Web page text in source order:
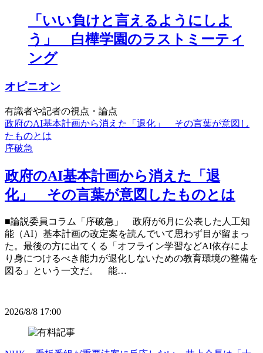
「いい負けと言えるようにしよ
う」 白樺学園のラストミーティ
ング
オピニオン
有識者や記者の視点・論点
政府のAI基本計画から消えた「退化」 その言葉が意図し
たものとは
序破急
政府のAI基本計画から消えた「退
化」 その言葉が意図したものとは
■論説委員コラム「序破急」 政府が6月に公表した人工知
能（AI）基本計画の改定案を読んでいて思わず目が留まっ
た。最後の方に出てくる「オフライン学習などAI依存によ
り身につけるべき能力が退化しないための教育環境の整備を
図る」という一文だ。 能…
2026/8/8 17:00